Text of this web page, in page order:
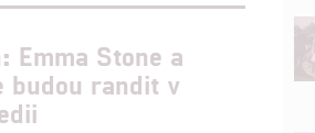
Emma Stone a
budou randit v